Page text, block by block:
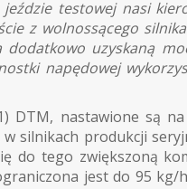
testowej nasi
z wolnossącego
uzyskaną
napędowej
DTM, nastawione są
silnikach produkcji
do tego zwiększoną
jest do 95 kg/